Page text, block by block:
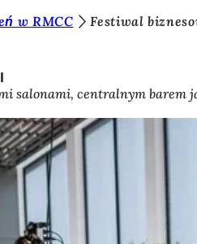
w RMCC
Festiwal
centralnym